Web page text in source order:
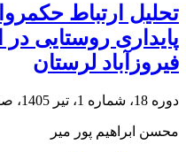
تحلیل ارتباط
پایداری روستایی
فیروزآباد لرستان
دوره 18، شماره 1، تیر 1405، صفحه
محسن ابراهیم پور میر